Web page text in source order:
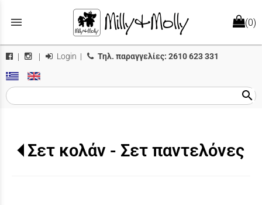
menu (0)
| | Login | Τηλ. παραγγελίες: 2610 623 331
search
Σετ κολάν - Σετ παντελόνες